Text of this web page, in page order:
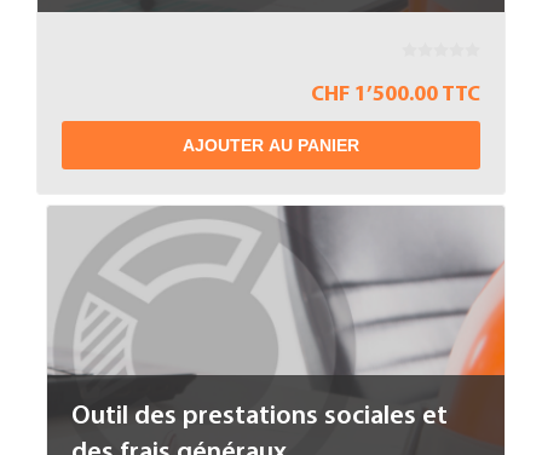
CHF 1’500.00 TTC
AJOUTER AU PANIER
Outil des prestations sociales et